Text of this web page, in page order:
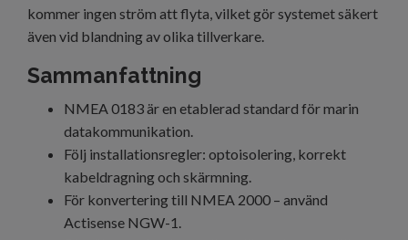
kommer ingen ström att flyta, vilket gör systemet säkert
även vid blandning av olika tillverkare.
Sammanfattning
NMEA 0183 är en etablerad standard för marin
datakommunikation.
Följ installationsregler: optoisolering, korrekt
kabeldragning och skärmning.
För konvertering till NMEA 2000 – använd
Actisense NGW-1.